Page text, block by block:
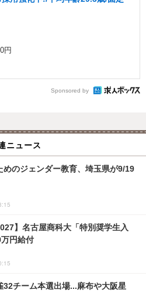
円
Sponsored by
ニュース
めのジェンダー教育、埼玉県が9/19
】名古屋商科大「特別奨学生入
円給付
32チーム本選出場...麻布や大阪星